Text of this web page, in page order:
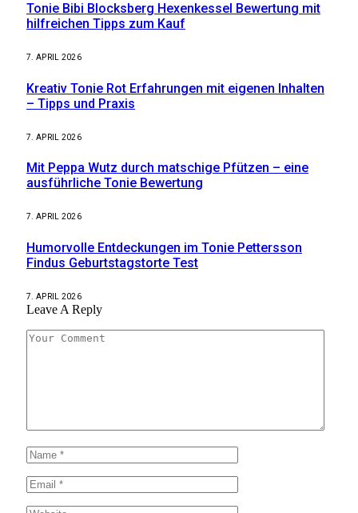
Tonie Bibi Blocksberg Hexenkessel Bewertung mit
hilfreichen Tipps zum Kauf
7. APRIL 2026
Kreativ Tonie Rot Erfahrungen mit eigenen Inhalten
– Tipps und Praxis
7. APRIL 2026
Mit Peppa Wutz durch matschige Pfützen – eine
ausführliche Tonie Bewertung
7. APRIL 2026
Humorvolle Entdeckungen im Tonie Pettersson
Findus Geburtstagstorte Test
7. APRIL 2026
Leave A Reply